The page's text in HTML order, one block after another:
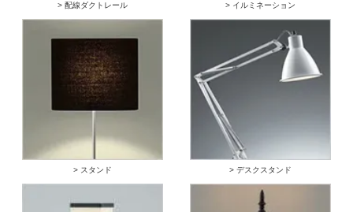
> 配線ダクトレール > イルミネーション
> スタンド > デスクスタンド